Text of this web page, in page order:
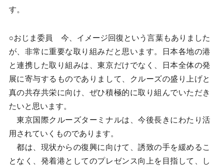
す。
○おじま委員 今、イメージ回復という言葉もありました
が、非常に重要な取り組みだと思います。日本各地の港
と連携した取り組みは、東京だけでなく、日本全体の発
展に寄与するものでありまして、クルーズの盛り上げと
真の共存共栄に向け、ぜひ積極的に取り組んでいただき
たいと思います。
東京国際クルーズターミナルは、今後長きにわたり活
用されていくものであります。
都は、現状からの復興に向けて、誘致の手を緩めるこ
となく、発着港としてのプレゼンス向上を目指して、し